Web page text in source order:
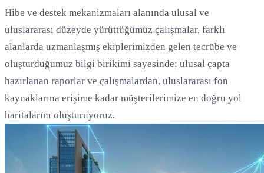
Hibe ve destek mekanizmaları alanında ulusal ve
uluslararası düzeyde yürüttüğümüz çalışmalar, farklı
alanlarda uzmanlaşmış ekiplerimizden gelen tecrübe ve
oluşturduğumuz bilgi birikimi sayesinde; ulusal çapta
hazırlanan raporlar ve çalışmalardan, uluslararası fon
kaynaklarına erişime kadar müşterilerimize en doğru yol
haritalarını oluşturuyoruz.